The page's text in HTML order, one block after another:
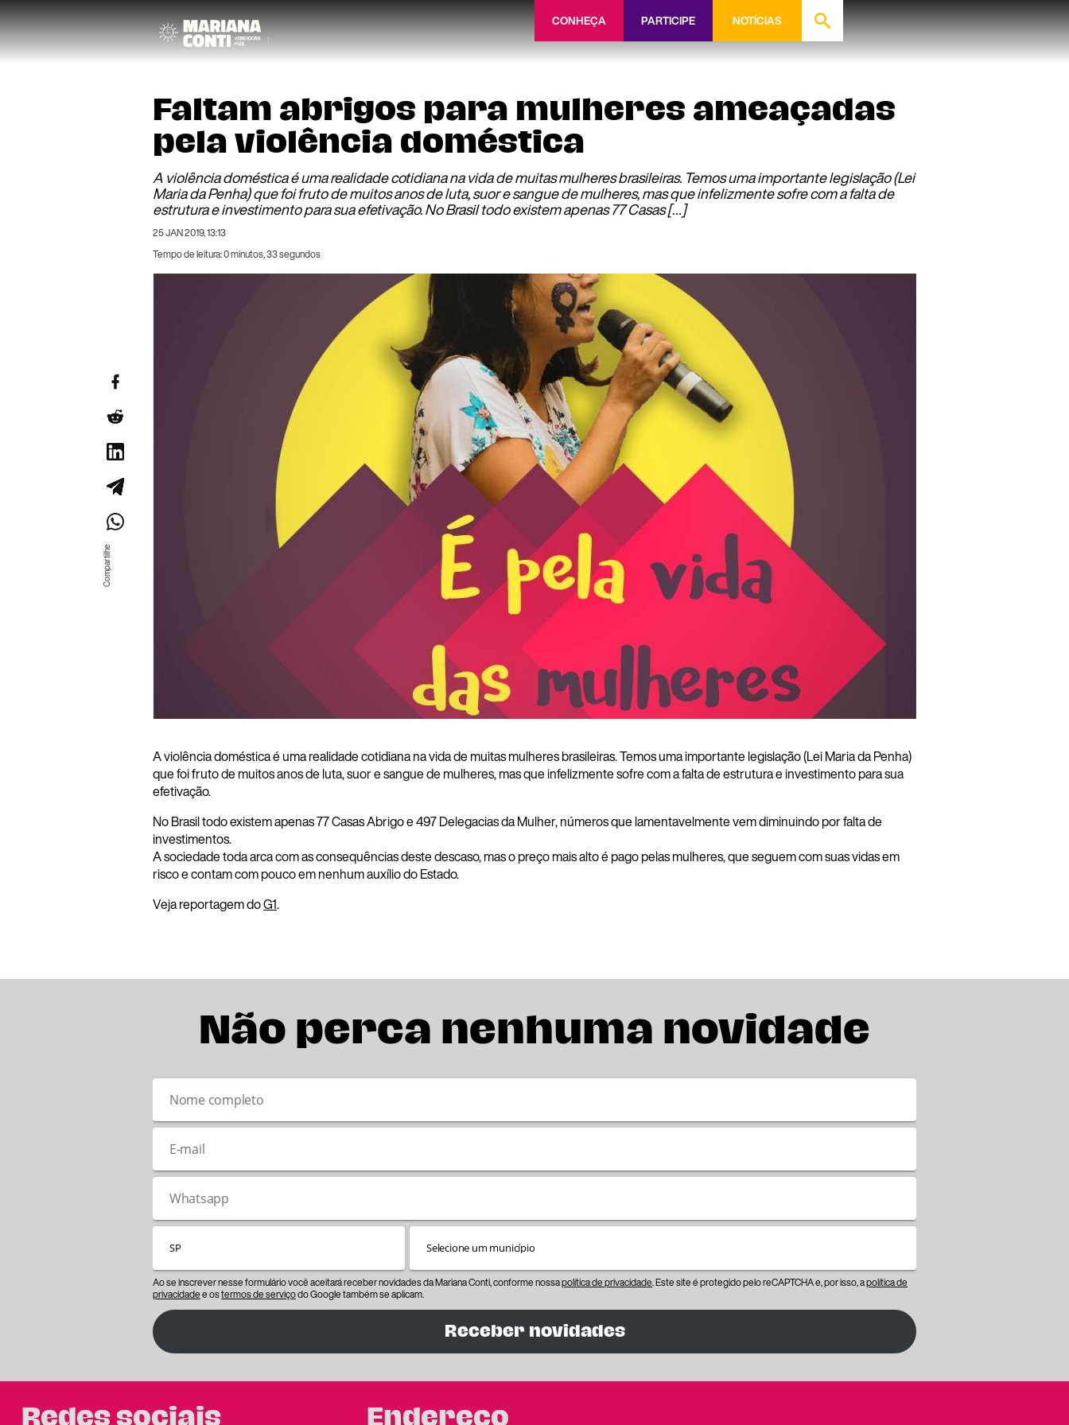
CONHEÇA PARTICIPE NOTÍCIAS
Faltam abrigos para mulheres ameaçadas
pela violência doméstica
A violência doméstica é uma realidade cotidiana na vida de muitas mulheres brasileiras. Temos uma importante legislação (Lei
Maria da Penha) que foi fruto de muitos anos de luta, suor e sangue de mulheres, mas que infelizmente sofre com a falta de
estrutura e investimento para sua efetivação. No Brasil todo existem apenas 77 Casas […]
25 JAN 2019, 13:13
Tempo de leitura: 0 minutos, 33 segundos
A violência doméstica é uma realidade cotidiana na vida de muitas mulheres brasileiras. Temos uma importante legislação (Lei Maria da Penha)
que foi fruto de muitos anos de luta, suor e sangue de mulheres, mas que infelizmente sofre com a falta de estrutura e investimento para sua
efetivação.
No Brasil todo existem apenas 77 Casas Abrigo e 497 Delegacias da Mulher, números que lamentavelmente vem diminuindo por falta de
investimentos.
A sociedade toda arca com as consequências deste descaso, mas o preço mais alto é pago pelas mulheres, que seguem com suas vidas em
risco e contam com pouco em nenhum auxílio do Estado.
Veja reportagem doG1.
Não perca nenhuma novidade
Ao se inscrever nesse formulário você aceitará receber novidades da Mariana Conti, conforme nossapolítica de privacidade. Este site é protegido pelo reCAPTCHA e, por isso, apolítica de
privacidadee ostermos de serviçodo Google também se aplicam.
Receber novidades
Redes sociais Endereço